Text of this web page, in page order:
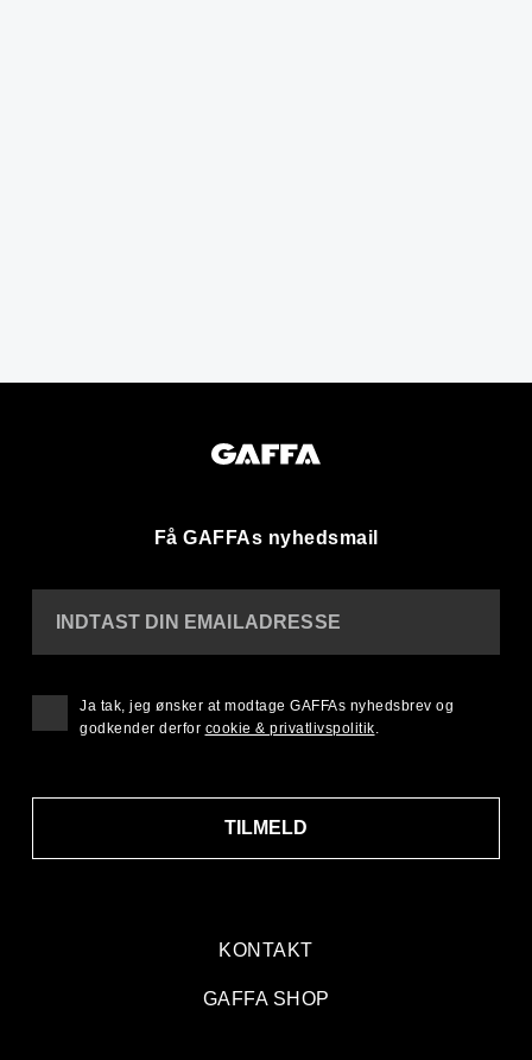
Få GAFFAs nyhedsmail
KONTAKT
GAFFA SHOP
INDTAST DIN EMAILADRESSE
TILMELD
Ja tak, jeg ønsker at modtage GAFFAs nyhedsbrev og
godkender derfor cookie & privatlivspolitik.